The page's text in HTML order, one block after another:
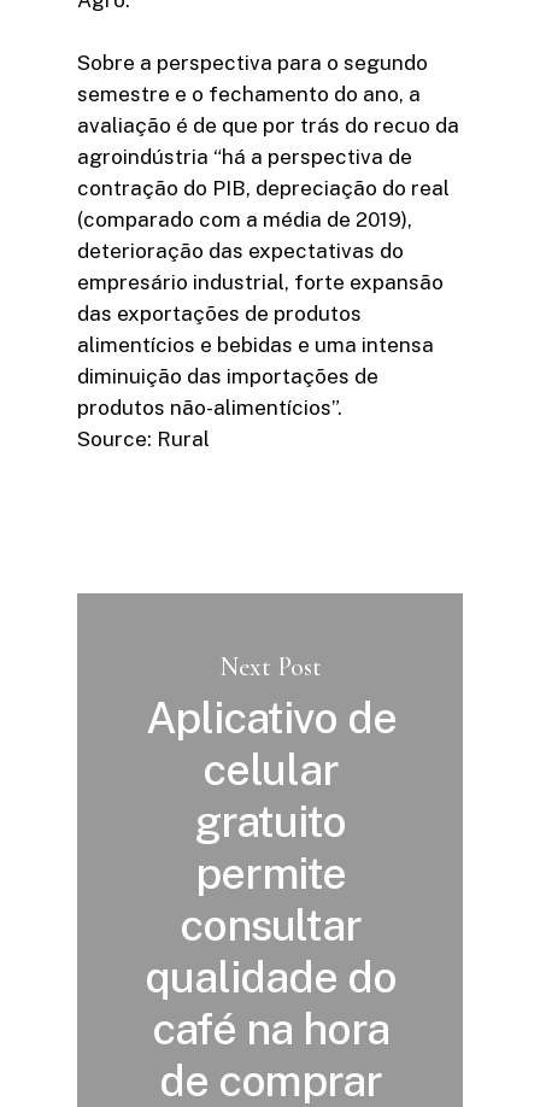
Sobre a perspectiva para o segundo
semestre e o fechamento do ano, a
avaliação é de que por trás do recuo da
agroindústria “há a perspectiva de
contração do PIB, depreciação do real
(comparado com a média de 2019),
deterioração das expectativas do
empresário industrial, forte expansão
das exportações de produtos
alimentícios e bebidas e uma intensa
diminuição das importações de
produtos não-alimentícios”.
Source: Rural
Next Post
Aplicativo de
celular
gratuito
permite
consultar
qualidade do
café na hora
de comprar